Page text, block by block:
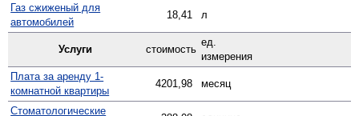
Газ сжиженый для
автомобилей
18,41 л
Услуги стоимость
ед.
измерения
Плата за аренду 1-
комнатной квартиры
4201,98 месяц
Стомато­логические